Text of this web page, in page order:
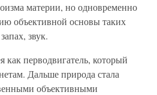
материи, но одновременно
объективной основы таких
звук.
как перводвигатель, который
Дальше природа стала
объективными